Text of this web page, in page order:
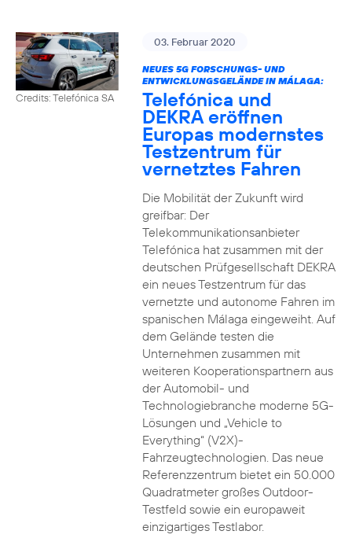
Credits: Telefónica SA
03. Februar 2020
NEUES 5G FORSCHUNGS- UND
ENTWICKLUNGSGELÄNDE IN MÁLAGA:
Telefónica und
DEKRA eröffnen
Europas modernstes
Testzentrum für
vernetztes Fahren
Die Mobilität der Zukunft wird
greifbar: Der
Telekommunikationsanbieter
Telefónica hat zusammen mit der
deutschen Prüfgesellschaft DEKRA
ein neues Testzentrum für das
vernetzte und autonome Fahren im
spanischen Málaga eingeweiht. Auf
dem Gelände testen die
Unternehmen zusammen mit
weiteren Kooperationspartnern aus
der Automobil- und
Technologiebranche moderne 5G-
Lösungen und „Vehicle to
Everything“ (V2X)-
Fahrzeugtechnologien. Das neue
Referenzzentrum bietet ein 50.000
Quadratmeter großes Outdoor-
Testfeld sowie ein europaweit
einzigartiges Testlabor.